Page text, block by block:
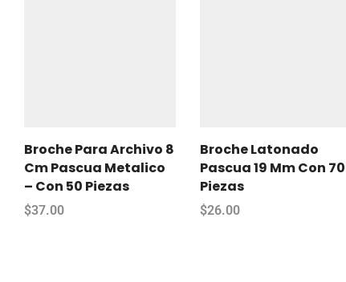
Broche Para Archivo 8
Cm Pascua Metalico
– Con 50 Piezas
$37.00
Broche Latonado
Pascua 19 Mm Con 70
Piezas
$26.00